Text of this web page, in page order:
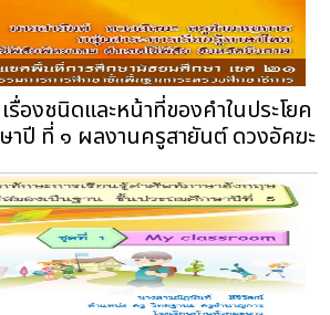
รื่องชนิดและหน้าที่ของคำในประโยค
ปี ที่ ๑ ผลงานครูสายันต์ ดวงอัคฆะ